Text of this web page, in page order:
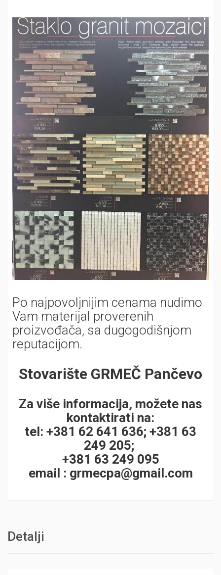
Po najpovoljnijim cenama nudimo
Vam materijal proverenih
proizvođača, sa dugogodišnjom
reputacijom.
Stovarište GRMEČ Pančevo
Za više informacija, možete nas
kontaktirati na:
tel: +381 62 641 636; +381 63
249 205;
+381 63 249 095
email : grmecpa@gmail.com
Detalji